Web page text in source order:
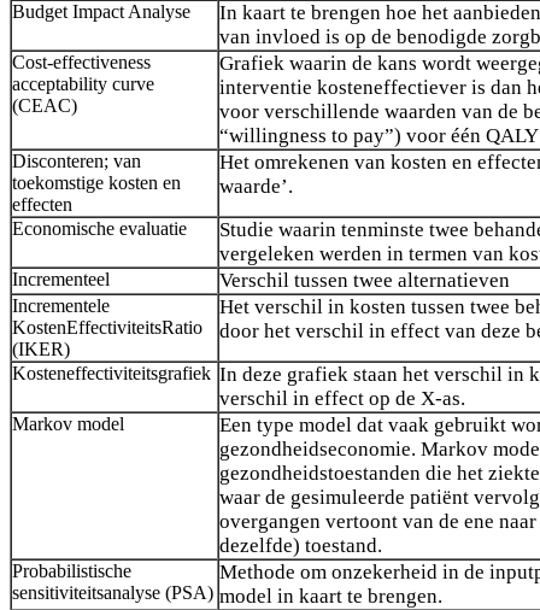
Budget Impact Analyse
In kaart te brengen hoe het
van invloed is op de benodigde
Cost-effectiveness
acceptability curve
(CEAC)
Grafiek waarin de kans wordt
interventie kosteneffectiever is dan
voor verschillende waarden van de
“willingness to pay”) voor één QALY
Disconteren; van
toekomstige kosten en
effecten
Het omrekenen van kosten en
waarde’.
Economische evaluatie
Studie waarin tenminste twee
vergeleken werden in termen van
Incrementeel Verschil tussen twee alternatieven
Incrementele
KostenEffectiviteitsRatio
(IKER)
Het verschil in kosten tussen twee
door het verschil in effect van deze
Kosteneffectiviteitsgrafiek In deze grafiek staan het verschil in
verschil in effect op de X-as.
Markov model
Een type model dat vaak gebruikt
gezondheidseconomie. Markov
gezondheidstoestanden die het
waar de gesimuleerde patiënt
overgangen vertoont van de ene
dezelfde) toestand.
Probabilistische
sensitiviteitsanalyse (PSA)
Methode om onzekerheid in de
model in kaart te brengen.